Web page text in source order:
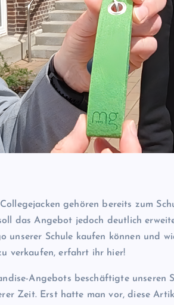
gehören bereits zum
das Angebot jedoch deutlich
unserer Schule kaufen können und
verkaufen, erfahrt ihr hier!
Angebots beschäftigte unseren
Zeit. Erst hatte man vor, diese